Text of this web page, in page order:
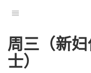
周三（新
士）